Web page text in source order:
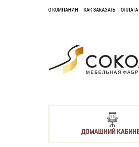
О КОМПАНИИ КАК ЗАКАЗАТЬ ОПЛАТА
ДОМАШНИЙ